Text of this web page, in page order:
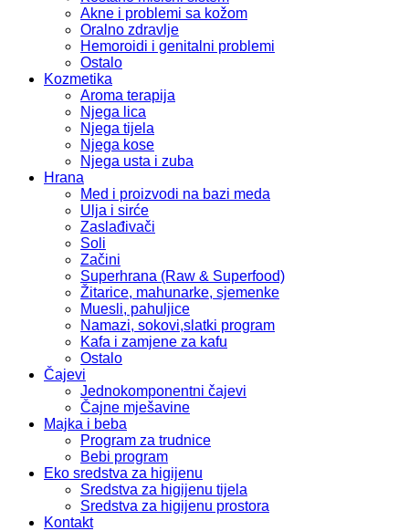
Akne i problemi sa kožom
Oralno zdravlje
Hemoroidi i genitalni problemi
Ostalo
Kozmetika
Aroma terapija
Njega lica
Njega tijela
Njega kose
Njega usta i zuba
Hrana
Med i proizvodi na bazi meda
Ulja i sirće
Zaslađivači
Soli
Začini
Superhrana (Raw & Superfood)
Žitarice, mahunarke, sjemenke
Muesli, pahuljice
Namazi, sokovi,slatki program
Kafa i zamjene za kafu
Ostalo
Čajevi
Jednokomponentni čajevi
Čajne mješavine
Majka i beba
Program za trudnice
Bebi program
Eko sredstva za higijenu
Sredstva za higijenu tijela
Sredstva za higijenu prostora
Kontakt